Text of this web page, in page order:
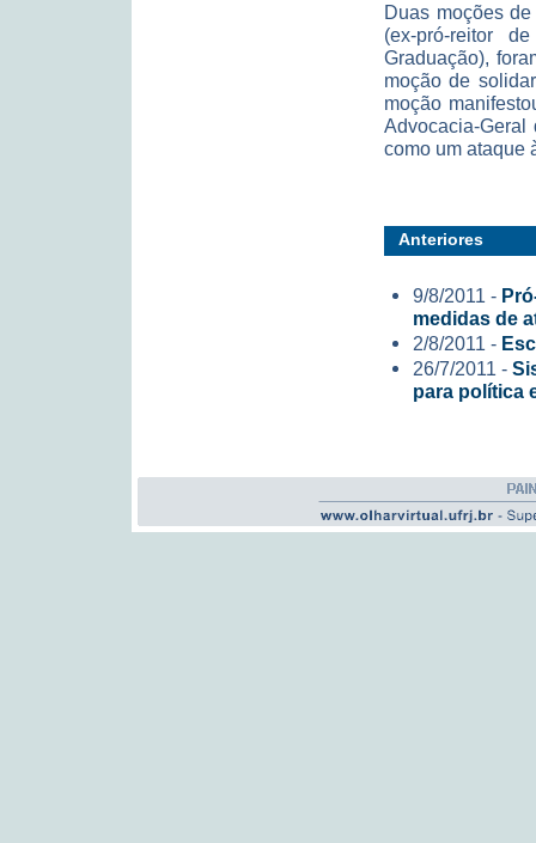
Duas moções
(ex-pró-reitor
Graduação),
moção de
moção
Advocacia-Geral
como um ataque
Anteriores
9/8/2011 -
medidas de
2/8/2011 -
26/7/2011 -
para política